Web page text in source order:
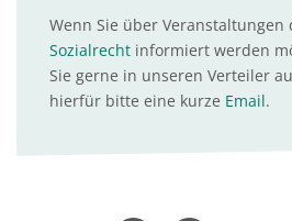
Wenn Sie über Veranstaltungen
Sozialrecht informiert werden
Sie gerne in unseren Verteiler
hierfür bitte eine kurze Email.